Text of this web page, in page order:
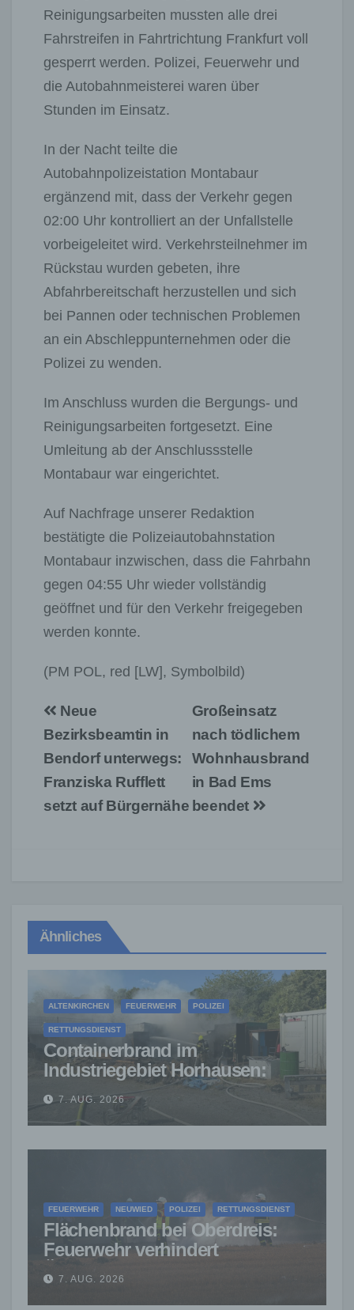
Reinigungsarbeiten mussten alle drei
Fahrstreifen in Fahrtrichtung Frankfurt voll
gesperrt werden. Polizei, Feuerwehr und
die Autobahnmeisterei waren über
Stunden im Einsatz.
In der Nacht teilte die
Autobahnpolizeistation Montabaur
ergänzend mit, dass der Verkehr gegen
02:00 Uhr kontrolliert an der Unfallstelle
vorbeigeleitet wird. Verkehrsteilnehmer im
Rückstau wurden gebeten, ihre
Abfahrbereitschaft herzustellen und sich
bei Pannen oder technischen Problemen
an ein Abschleppunternehmen oder die
Polizei zu wenden.
Im Anschluss wurden die Bergungs- und
Reinigungsarbeiten fortgesetzt. Eine
Umleitung ab der Anschlussstelle
Montabaur war eingerichtet.
Auf Nachfrage unserer Redaktion
bestätigte die Polizeiautobahnstation
Montabaur inzwischen, dass die Fahrbahn
gegen 04:55 Uhr wieder vollständig
geöffnet und für den Verkehr freigegeben
werden konnte.
(PM POL, red [LW], Symbolbild)
Beitragsnavigation
Großeinsatz
nach tödlichem
Wohnhausbrand
in Bad Ems
beendet
Neue
Bezirksbeamtin in
Bendorf unterwegs:
Franziska Rufflett
setzt auf Bürgernähe
Ähnliches
ALTENKIRCHEN FEUERWEHR POLIZEI
RETTUNGSDIENST
Containerbrand im
Industriegebiet Horhausen:
Feuerwehr verhindert weitere
Ausbreitung
7. AUG. 2026
FEUERWEHR NEUWIED POLIZEI RETTUNGSDIENST
Flächenbrand bei Oberdreis:
Feuerwehr verhindert
Übergreifen auf Waldgebiet
7. AUG. 2026